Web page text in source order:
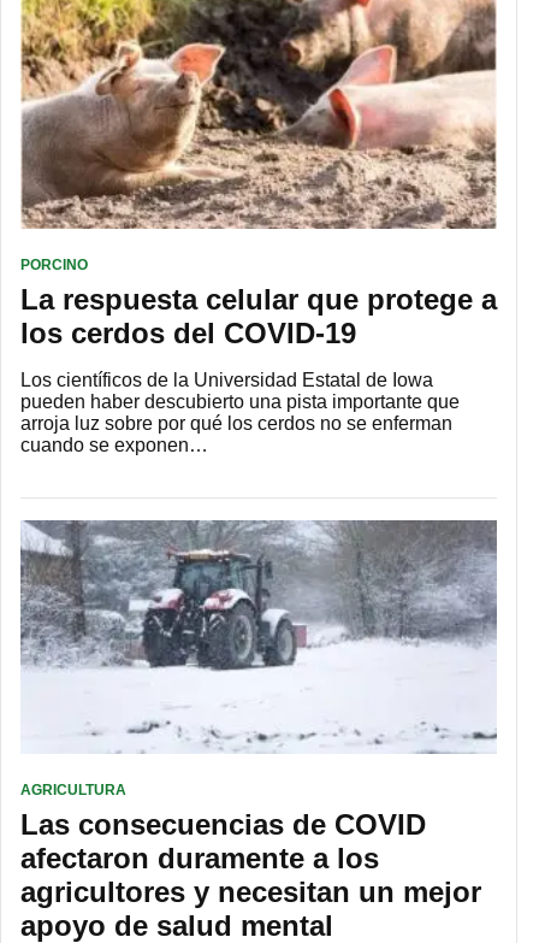
PORCINO
La respuesta celular que protege a
los cerdos del COVID-19
Los científicos de la Universidad Estatal de Iowa
pueden haber descubierto una pista importante que
arroja luz sobre por qué los cerdos no se enferman
cuando se exponen…
AGRICULTURA
Las consecuencias de COVID
afectaron duramente a los
agricultores y necesitan un mejor
apoyo de salud mental